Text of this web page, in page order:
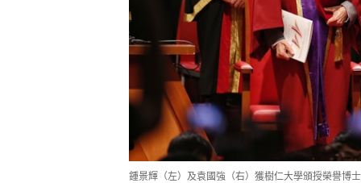
鍾景輝（左）及袁國強（右）獲樹仁大學頒授榮譽博